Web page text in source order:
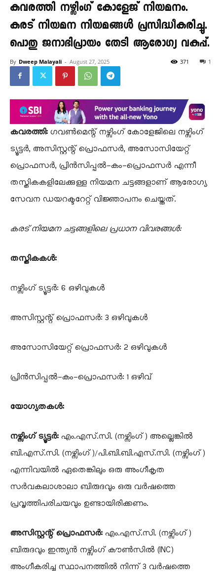
കവരത്തി നഴ്സിംഗ് കോളേജ് നിയമനം.
കരട് നിയമന നിയമങ്ങൾ പ്രസിദ്ധീകരിച്ചു.
പൊതു ജനാഭിപ്രായം തേടി ആരോഗ്യ വകുപ്പ്.
By Dweep Malayali - August 27, 2025 1
371
കവരത്തി:ഗവൺമെന്റ് നഴ്സിംഗ് കോളേജിലെ നഴ്സിംഗ്
ട്യൂട്ടർ, അസിസ്റ്റന്റ് പ്രൊഫസർ, അസോസിയേറ്റ്
പ്രൊഫസർ, പ്രിൻസിപ്പൽ-കം-പ്രൊഫസർ എന്നീ
തസ്തികകളിലേക്കുള്ള നിയമന ചട്ടങ്ങളാണ് ആരോഗ്യ
സേവന ഡയറക്ടറേറ്റ് വിജ്ഞാപനം ചെയ്തത്.
കരട് നിയമന ചട്ടങ്ങളിലെ പ്രധാന വിവരങ്ങൾ:
തസ്തികകൾ:
​നഴ്സിംഗ് ട്യൂട്ടർ: 6 ഒഴിവുകൾ
​അസിസ്റ്റന്റ് പ്രൊഫസർ: 3 ഒഴിവുകൾ
​അസോസിയേറ്റ് പ്രൊഫസർ: 2 ഒഴിവുകൾ
​പ്രിൻസിപ്പൽ-കം-പ്രൊഫസർ: 1 ഒഴിവ്
യോഗ്യതകൾ:
നഴ്സിംഗ് ട്യൂട്ടർ:എം.എസ്.സി. (നഴ്സിംഗ്) അല്ലെങ്കിൽ
ബി.എസ്.സി. (നഴ്സിംഗ്)/പി.ബി.ബി.എസ്.സി. (നഴ്സിംഗ്)
എന്നിവയിൽ ഏതെങ്കിലും ഒരു അംഗീകൃത
സർവകലാശാലാ ബിരുദവും ഒരു വർഷത്തെ
പ്രവൃത്തിപരിചയവും ഉണ്ടായിരിക്കണം.
അസിസ്റ്റന്റ് പ്രൊഫസർ:എം.എസ്.സി. (നഴ്സിംഗ്)
ബിരുദവും ഇന്ത്യൻ നഴ്സിംഗ് കൗൺസിൽ (INC)
അംഗീകരിച്ച സ്ഥാപനത്തിൽ നിന്ന് 3 വർഷത്തെ